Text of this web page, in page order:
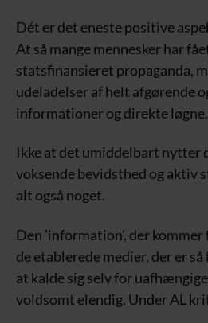
Dét er det eneste positive
At så mange mennesker har
statsfinansieret propaganda,
udeladelser af helt afgørende
informationer og direkte løgne.
Ikke at det umiddelbart nytter
voksende bevidsthed og aktiv
alt også noget.
Den ’information’, der
de etablerede medier, der er
at kalde sig selv for
voldsomt elendig. Under AL